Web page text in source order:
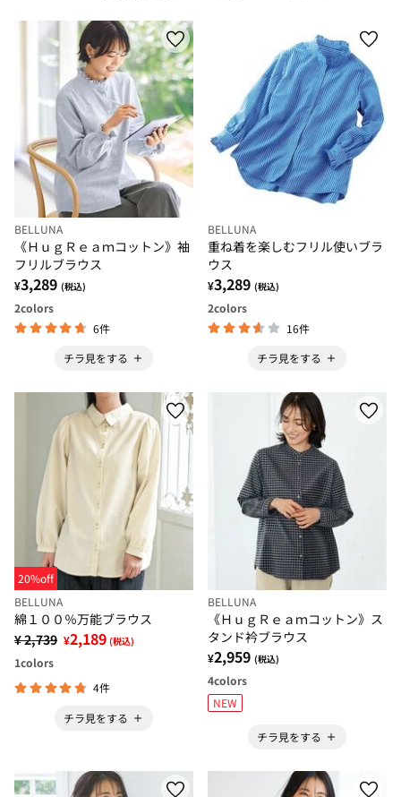
BELLUNA
《ＨｕｇＲｅａｍコットン》袖
フリルブラウス
¥3,289 (税込)
2colors
6件
チラ見をする
BELLUNA
重ね着を楽しむフリル使いブラ
ウス
¥3,289 (税込)
2colors
16件
チラ見をする
20%off
BELLUNA
綿１００％万能ブラウス
¥ 2,739 ¥2,189 (税込)
1colors
4件
チラ見をする
BELLUNA
《ＨｕｇＲｅａｍコットン》ス
タンド衿ブラウス
¥2,959 (税込)
4colors
NEW
チラ見をする